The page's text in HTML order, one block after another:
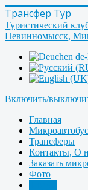
Трансфер Тур
Туристический
Невинномысск,
Включить/
Главная
Трансферы
Контакты, О
Заказать
Фото